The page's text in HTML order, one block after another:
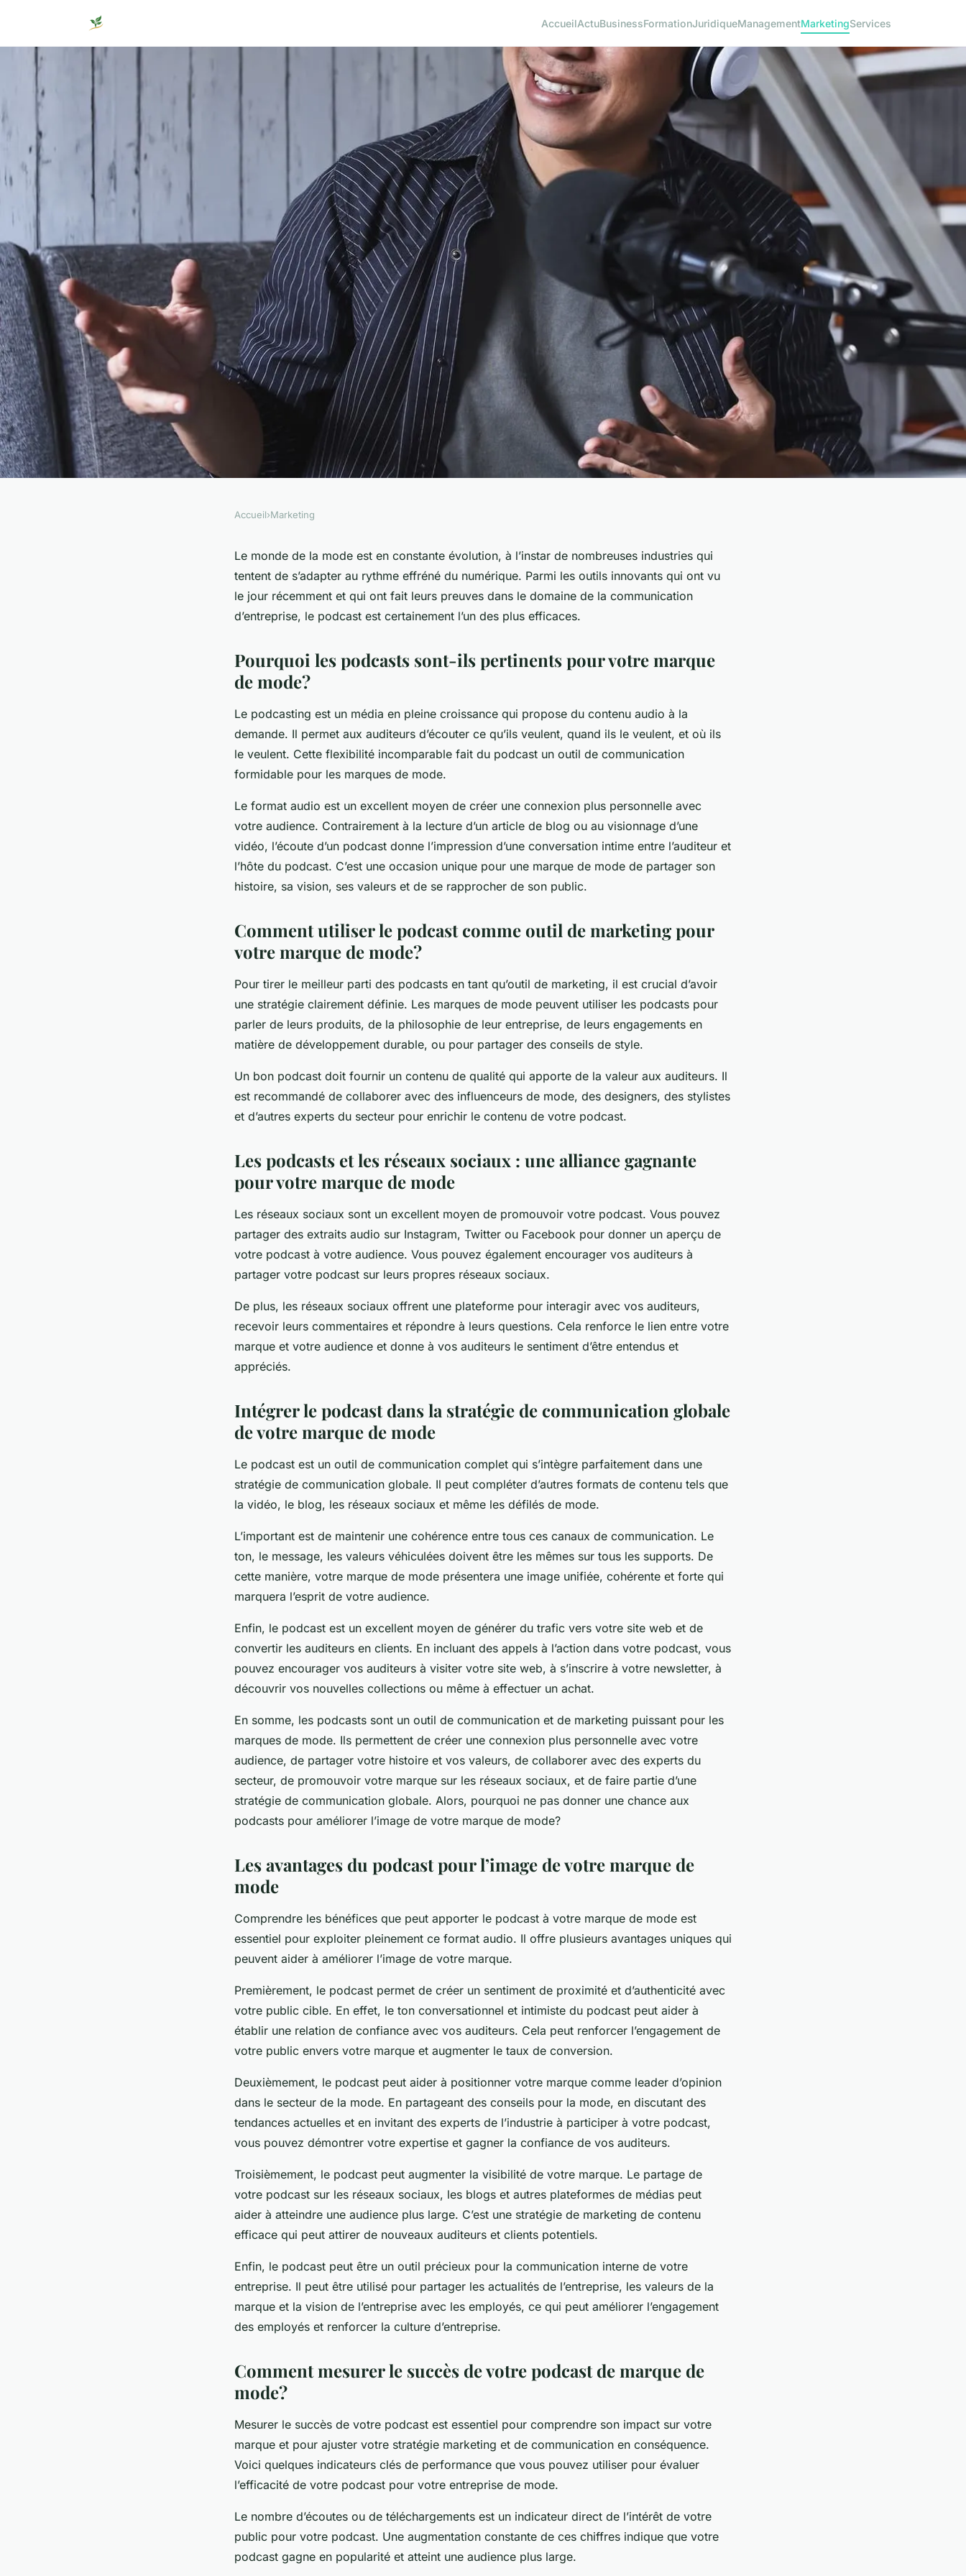
AccueilActuBusinessFormationJuridiqueManagementMarketingServices
Comment les entreprises de mode
peuvent-elles utiliser les podcasts
pour améliorer leur image de marque
Accueil›Marketing
Le monde de la mode est en constante évolution, à l’instar de nombreuses industries qui
tentent de s’adapter au rythme effréné du numérique. Parmi les outils innovants qui ont vu
le jour récemment et qui ont fait leurs preuves dans le domaine de la communication
d’entreprise, le podcast est certainement l’un des plus efficaces.
Pourquoi les podcasts sont-ils pertinents pour votre marque
de mode?
Le podcasting est un média en pleine croissance qui propose du contenu audio à la
demande. Il permet aux auditeurs d’écouter ce qu’ils veulent, quand ils le veulent, et où ils
le veulent. Cette flexibilité incomparable fait du podcast un outil de communication
formidable pour les marques de mode.
Le format audio est un excellent moyen de créer une connexion plus personnelle avec
votre audience. Contrairement à la lecture d’un article de blog ou au visionnage d’une
vidéo, l’écoute d’un podcast donne l’impression d’une conversation intime entre l’auditeur et
l’hôte du podcast. C’est une occasion unique pour une marque de mode de partager son
histoire, sa vision, ses valeurs et de se rapprocher de son public.
Comment utiliser le podcast comme outil de marketing pour
votre marque de mode?
Pour tirer le meilleur parti des podcasts en tant qu’outil de marketing, il est crucial d’avoir
une stratégie clairement définie. Les marques de mode peuvent utiliser les podcasts pour
parler de leurs produits, de la philosophie de leur entreprise, de leurs engagements en
matière de développement durable, ou pour partager des conseils de style.
Un bon podcast doit fournir un contenu de qualité qui apporte de la valeur aux auditeurs. Il
est recommandé de collaborer avec des influenceurs de mode, des designers, des stylistes
et d’autres experts du secteur pour enrichir le contenu de votre podcast.
Les podcasts et les réseaux sociaux : une alliance gagnante
pour votre marque de mode
Les réseaux sociaux sont un excellent moyen de promouvoir votre podcast. Vous pouvez
partager des extraits audio sur Instagram, Twitter ou Facebook pour donner un aperçu de
votre podcast à votre audience. Vous pouvez également encourager vos auditeurs à
partager votre podcast sur leurs propres réseaux sociaux.
De plus, les réseaux sociaux offrent une plateforme pour interagir avec vos auditeurs,
recevoir leurs commentaires et répondre à leurs questions. Cela renforce le lien entre votre
marque et votre audience et donne à vos auditeurs le sentiment d’être entendus et
appréciés.
Intégrer le podcast dans la stratégie de communication globale
de votre marque de mode
Le podcast est un outil de communication complet qui s’intègre parfaitement dans une
stratégie de communication globale. Il peut compléter d’autres formats de contenu tels que
la vidéo, le blog, les réseaux sociaux et même les défilés de mode.
L’important est de maintenir une cohérence entre tous ces canaux de communication. Le
ton, le message, les valeurs véhiculées doivent être les mêmes sur tous les supports. De
cette manière, votre marque de mode présentera une image unifiée, cohérente et forte qui
marquera l’esprit de votre audience.
Enfin, le podcast est un excellent moyen de générer du trafic vers votre site web et de
convertir les auditeurs en clients. En incluant des appels à l’action dans votre podcast, vous
pouvez encourager vos auditeurs à visiter votre site web, à s’inscrire à votre newsletter, à
découvrir vos nouvelles collections ou même à effectuer un achat.
En somme, les podcasts sont un outil de communication et de marketing puissant pour les
marques de mode. Ils permettent de créer une connexion plus personnelle avec votre
audience, de partager votre histoire et vos valeurs, de collaborer avec des experts du
secteur, de promouvoir votre marque sur les réseaux sociaux, et de faire partie d’une
stratégie de communication globale. Alors, pourquoi ne pas donner une chance aux
podcasts pour améliorer l’image de votre marque de mode?
Les avantages du podcast pour l’image de votre marque de
mode
Comprendre les bénéfices que peut apporter le podcast à votre marque de mode est
essentiel pour exploiter pleinement ce format audio. Il offre plusieurs avantages uniques qui
peuvent aider à améliorer l’image de votre marque.
Premièrement, le podcast permet de créer un sentiment de proximité et d’authenticité avec
votre public cible. En effet, le ton conversationnel et intimiste du podcast peut aider à
établir une relation de confiance avec vos auditeurs. Cela peut renforcer l’engagement de
votre public envers votre marque et augmenter le taux de conversion.
Deuxièmement, le podcast peut aider à positionner votre marque comme leader d’opinion
dans le secteur de la mode. En partageant des conseils pour la mode, en discutant des
tendances actuelles et en invitant des experts de l’industrie à participer à votre podcast,
vous pouvez démontrer votre expertise et gagner la confiance de vos auditeurs.
Troisièmement, le podcast peut augmenter la visibilité de votre marque. Le partage de
votre podcast sur les réseaux sociaux, les blogs et autres plateformes de médias peut
aider à atteindre une audience plus large. C’est une stratégie de marketing de contenu
efficace qui peut attirer de nouveaux auditeurs et clients potentiels.
Enfin, le podcast peut être un outil précieux pour la communication interne de votre
entreprise. Il peut être utilisé pour partager les actualités de l’entreprise, les valeurs de la
marque et la vision de l’entreprise avec les employés, ce qui peut améliorer l’engagement
des employés et renforcer la culture d’entreprise.
Comment mesurer le succès de votre podcast de marque de
mode?
Mesurer le succès de votre podcast est essentiel pour comprendre son impact sur votre
marque et pour ajuster votre stratégie marketing et de communication en conséquence.
Voici quelques indicateurs clés de performance que vous pouvez utiliser pour évaluer
l’efficacité de votre podcast pour votre entreprise de mode.
Le nombre d’écoutes ou de téléchargements est un indicateur direct de l’intérêt de votre
public pour votre podcast. Une augmentation constante de ces chiffres indique que votre
podcast gagne en popularité et atteint une audience plus large.